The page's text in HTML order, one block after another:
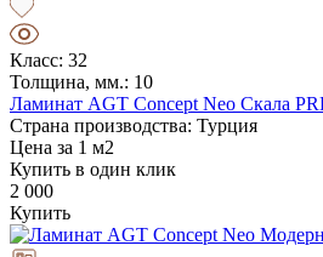
Класс: 32
Толщина, мм.: 10
Ламинат AGT Concept Neo Скала
Страна производства: Турция
Цена за 1 м2
Купить в один клик
2 000
Купить